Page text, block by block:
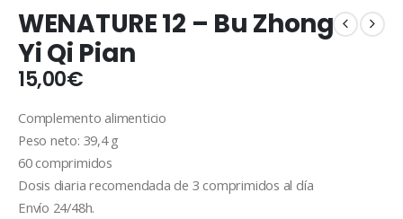
WENATURE 12 – Bu Zhong
Yi Qi Pian
15,00€
Complemento alimenticio
Peso neto: 39,4 g
60 comprimidos
Dosis diaria recomendada de 3 comprimidos al día
Envío 24/48h.